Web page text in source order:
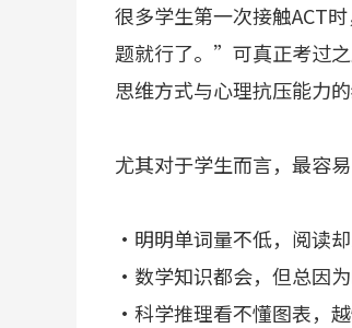
很多学生第一次接触ACT
题就行了。”可真正考过
思维方式与心理抗压能力的
尤其对于学生而言，最容
·明明单词量不低，阅读
·数学知识都会，但总因
·科学推理看不懂图表，